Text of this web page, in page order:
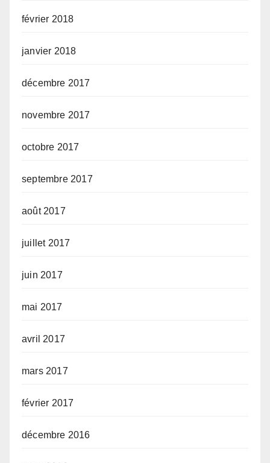
février 2018
janvier 2018
décembre 2017
novembre 2017
octobre 2017
septembre 2017
août 2017
juillet 2017
juin 2017
mai 2017
avril 2017
mars 2017
février 2017
décembre 2016